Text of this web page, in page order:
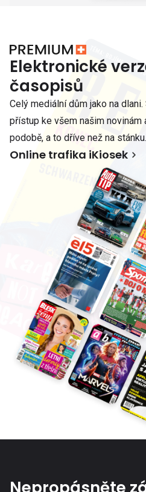
Elektronické
časopisů
Celý mediální dům jako na
přístup ke všem našim
podobě, a to dříve než na stánku.
Online trafika iKiosek